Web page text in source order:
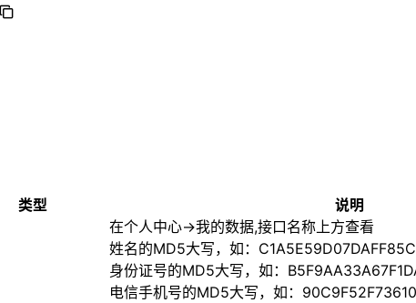
类型
说明
在个人中心->我的数据,接口名称上方查看
姓名的MD5大写，如：
身份证号的MD5大写，如：
电信手机号的MD5大写，如：